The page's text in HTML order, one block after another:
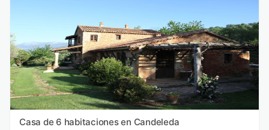
Casa de 6 habitaciones en Candeleda